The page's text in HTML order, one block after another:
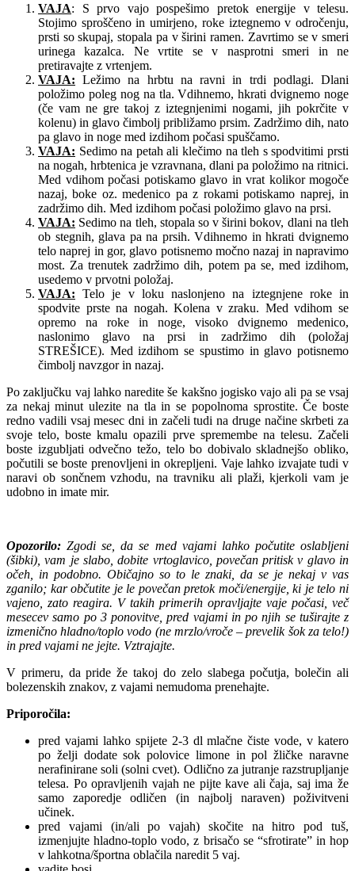
VAJA: S prvo vajo pospešimo pretok energije v telesu.
Stojimo sproščeno in umirjeno, roke iztegnemo v odročenju,
prsti so skupaj, stopala pa v širini ramen. Zavrtimo se v smeri
urinega kazalca. Ne vrtite se v nasprotni smeri in ne
pretiravajte z vrtenjem.
VAJA: Ležimo na hrbtu na ravni in trdi podlagi. Dlani
položimo poleg nog na tla. Vdihnemo, hkrati dvignemo noge
(če vam ne gre takoj z iztegnjenimi nogami, jih pokrčite v
kolenu) in glavo čimbolj približamo prsim. Zadržimo dih, nato
pa glavo in noge med izdihom počasi spuščamo.
VAJA: Sedimo na petah ali klečimo na tleh s spodvitimi prsti
na nogah, hrbtenica je vzravnana, dlani pa položimo na ritnici.
Med vdihom počasi potiskamo glavo in vrat kolikor mogoče
nazaj, boke oz. medenico pa z rokami potiskamo naprej, in
zadržimo dih. Med izdihom počasi položimo glavo na prsi.
VAJA: Sedimo na tleh, stopala so v širini bokov, dlani na tleh
ob stegnih, glava pa na prsih. Vdihnemo in hkrati dvignemo
telo naprej in gor, glavo potisnemo močno nazaj in napravimo
most. Za trenutek zadržimo dih, potem pa se, med izdihom,
usedemo v prvotni položaj.
VAJA: Telo je v loku naslonjeno na iztegnjene roke in
spodvite prste na nogah. Kolena v zraku. Med vdihom se
opremo na roke in noge, visoko dvignemo medenico,
naslonimo glavo na prsi in zadržimo dih (položaj
STREŠICE). Med izdihom se spustimo in glavo potisnemo
čimbolj navzgor in nazaj.
Po zaključku vaj lahko naredite še kakšno jogisko vajo ali pa se vsaj
za nekaj minut ulezite na tla in se popolnoma sprostite. Če boste
redno vadili vsaj mesec dni in začeli tudi na druge načine skrbeti za
svoje telo, boste kmalu opazili prve spremembe na telesu. Začeli
boste izgubljati odvečno težo, telo bo dobivalo skladnejšo obliko,
počutili se boste prenovljeni in okrepljeni. Vaje lahko izvajate tudi v
naravi ob sončnem vzhodu, na travniku ali plaži, kjerkoli vam je
udobno in imate mir.
Opozorilo:Zgodi se, da se med vajami lahko počutite oslabljeni
(šibki), vam je slabo, dobite vrtoglavico, povečan pritisk v glavo in
očeh, in podobno. Običajno so to le znaki, da se je nekaj v vas
zganilo; kar občutite je le povečan pretok moči/energije, ki je telo ni
vajeno, zato reagira. V takih primerih opravljajte vaje počasi, več
mesecev samo po 3 ponovitve, pred vajami in po njih se tuširajte z
izmenično hladno/toplo vodo (ne mrzlo/vroče – prevelik šok za telo!)
in pred vajami ne jejte. Vztrajajte.
V primeru, da pride že takoj do zelo slabega počutja, bolečin ali
bolezenskih znakov, z vajami nemudoma prenehajte.
Priporočila:
pred vajami lahko spijete 2-3 dl mlačne čiste vode, v katero
po želji dodate sok polovice limone in pol žličke naravne
nerafinirane soli (solni cvet). Odlično za jutranje razstrupljanje
telesa. Po opravljenih vajah ne pijte kave ali čaja, saj ima že
samo zaporedje odličen (in najbolj naraven) poživitveni
učinek.
pred vajami (in/ali po vajah) skočite na hitro pod tuš,
izmenjujte hladno-toplo vodo, z brisačo se “sfrotirate” in hop
v lahkotna/športna oblačila naredit 5 vaj.